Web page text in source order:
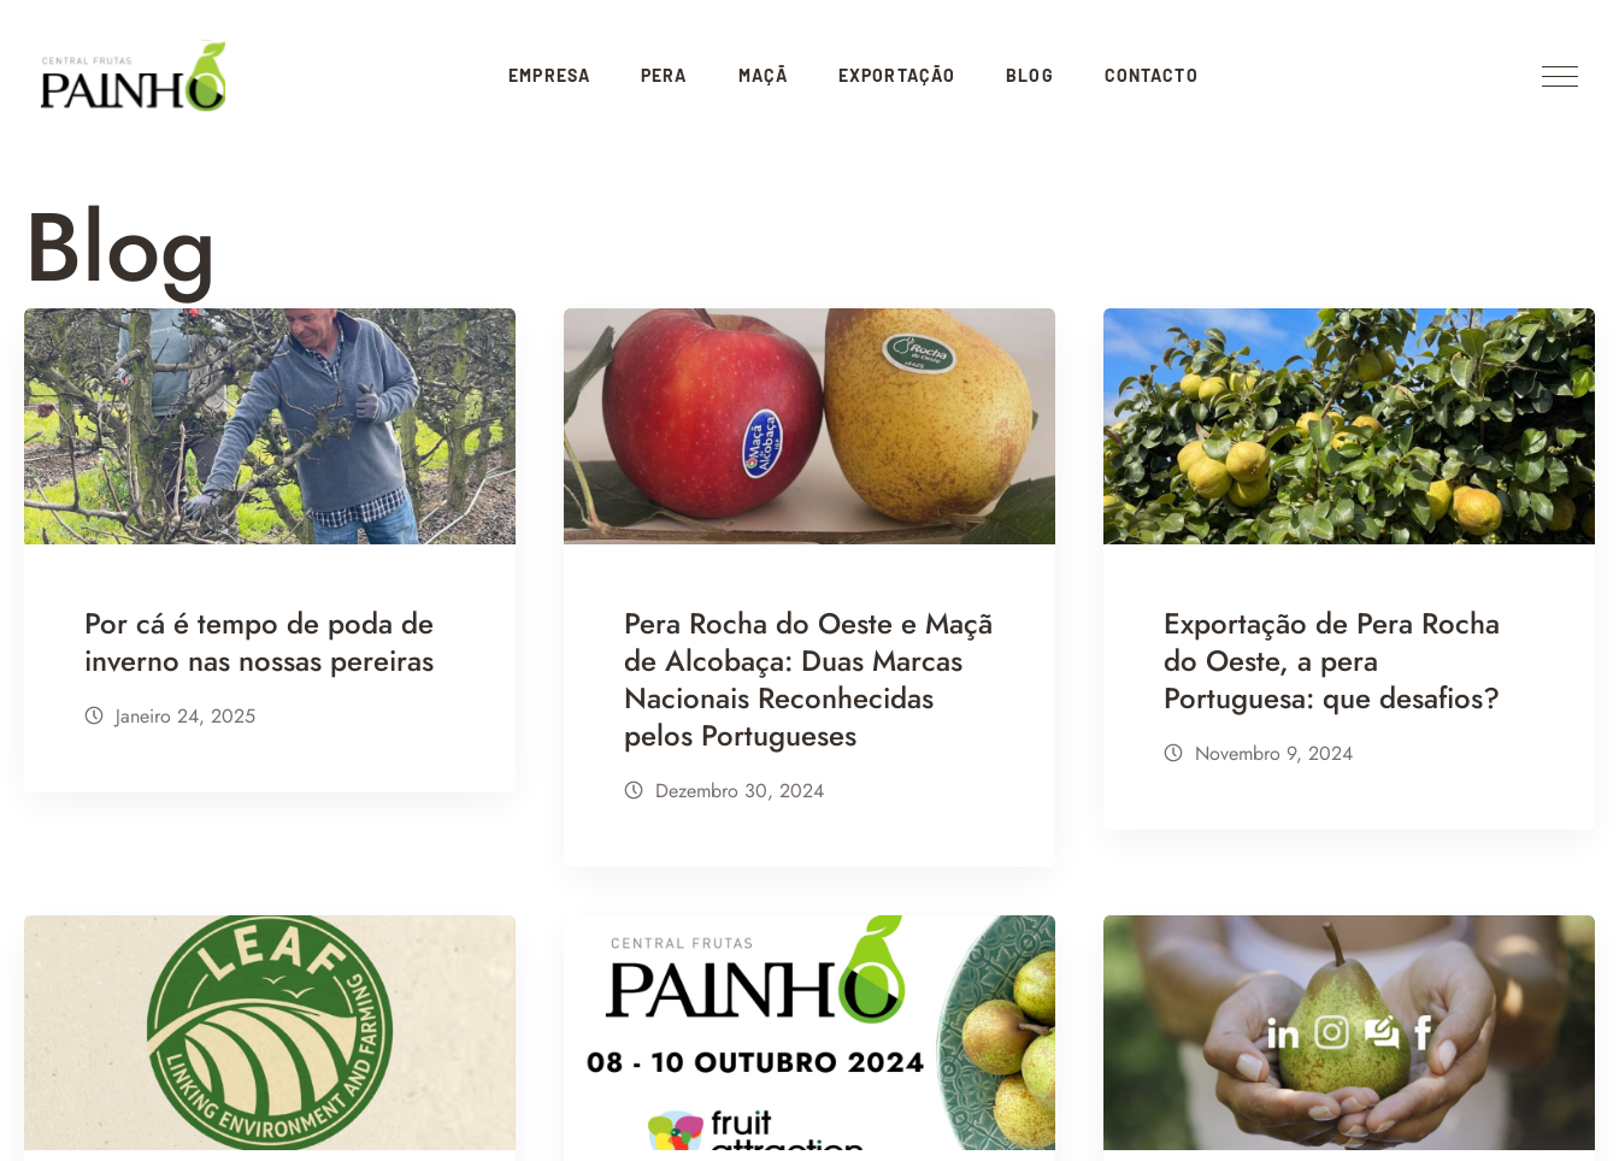
EMPRESA PERA MAÇÃ EXPORTAÇÃO BLOG CONTACTO
Blog
Por cá é tempo de poda de
inverno nas nossas pereiras
Janeiro 24, 2025
Pera Rocha do Oeste e Maçã
de Alcobaça: Duas Marcas
Nacionais Reconhecidas
pelos Portugueses
Dezembro 30, 2024
Exportação de Pera Rocha
do Oeste, a pera
Portuguesa: que desafios?
Novembro 9, 2024